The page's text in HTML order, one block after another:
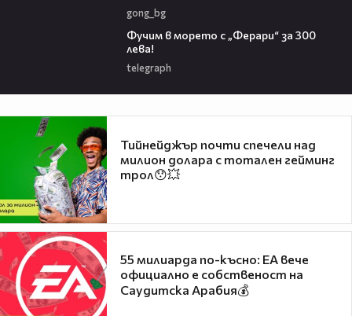
gong_bg
Фучим в морето с „Ферари“ за 300
лева!
telegraph
Тийнейджър почти спечели над
милион долара с тотален гейминг
трол😯💥
55 милиарда по-късно: EA вече
официално е собственост на
Саудитска Арабия💰